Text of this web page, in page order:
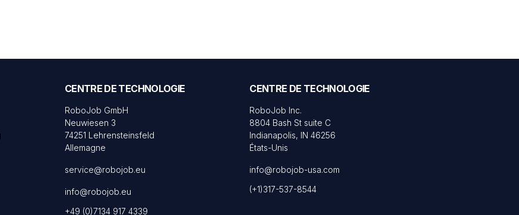
CENTRE DE TECHNOLOGIE
RoboJob GmbH
Neuwiesen 3
74251 Lehrensteinsfeld
Allemagne
service@robojob.eu
info@robojob.eu
+49 (0)7134 917 4339
CENTRE DE TECHNOLOGIE
RoboJob Inc.
8804 Bash St suite C
Indianapolis, IN 46256
États-Unis
info@robojob-usa.com
(+1)317-537-8544